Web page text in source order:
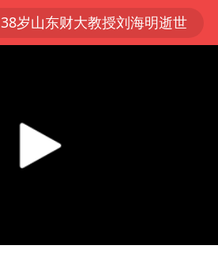
38岁山东财大教授刘海明逝世
FIFA官方支持因凡蒂诺